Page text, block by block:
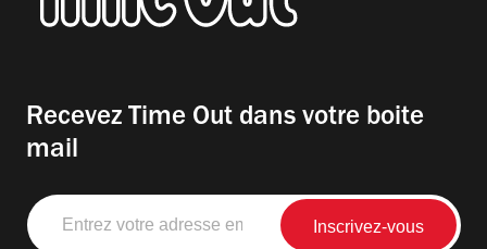
Recevez Time Out dans votre boite
mail
Entrez
votre